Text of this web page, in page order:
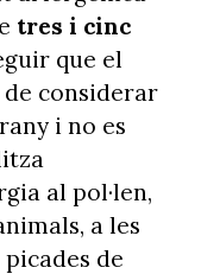
tres i cinc
que el
considerar
i no es
al pol·len,
a les
de